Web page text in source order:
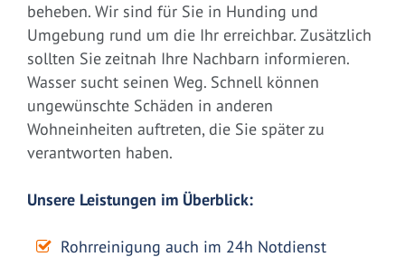
beheben. Wir sind für Sie in Hunding und
Umgebung rund um die Ihr erreichbar. Zusätzlich
sollten Sie zeitnah Ihre Nachbarn informieren.
Wasser sucht seinen Weg. Schnell können
ungewünschte Schäden in anderen
Wohneinheiten auftreten, die Sie später zu
verantworten haben.
Unsere Leistungen im Überblick:
Rohrreinigung auch im 24h Notdienst